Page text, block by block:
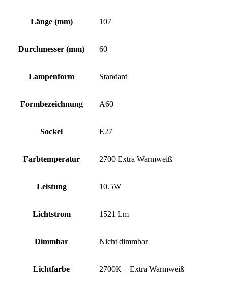
Länge (mm) 107
Durchmesser (mm) 60
Lampenform Standard
Formbezeichnung A60
Sockel E27
Farbtemperatur 2700 Extra Warmweiß
Leistung 10.5W
Lichtstrom 1521 Lm
Dimmbar Nicht dimmbar
Lichtfarbe 2700K – Extra Warmweiß